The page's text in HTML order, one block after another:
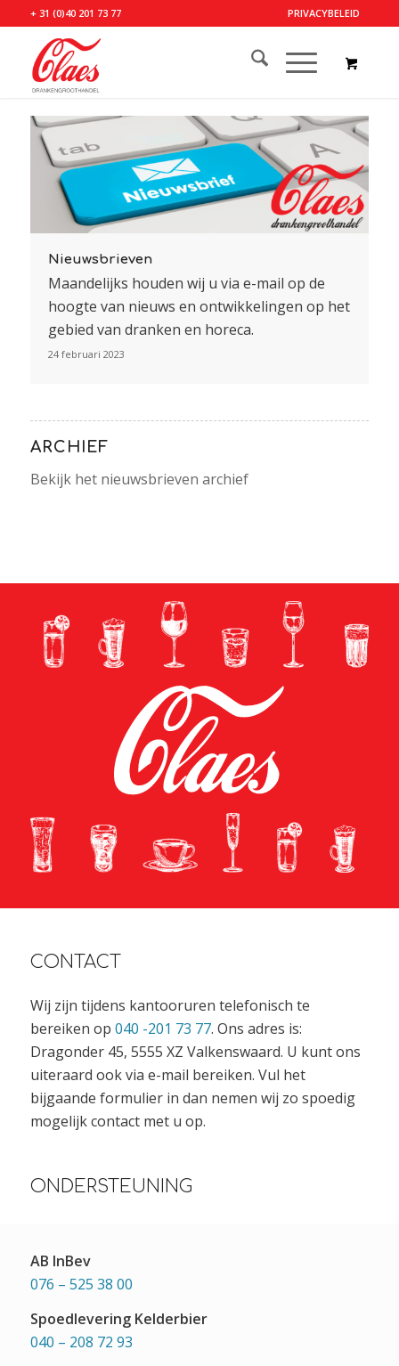
PRIVACYBELEID
+ 31 (0)40 201 73 77
Nieuwsbrieven
Maandelijks houden wij u via e-mail op de
hoogte van nieuws en ontwikkelingen op het
gebied van dranken en horeca.
24 februari 2023
ARCHIEF
Bekijk het nieuwsbrieven archief
CONTACT
Wij zijn tijdens kantooruren telefonisch te
bereiken op 040 -201 73 77. Ons adres is:
Dragonder 45, 5555 XZ Valkenswaard. U kunt ons
uiteraard ook via e-mail bereiken. Vul het
bijgaande formulier in dan nemen wij zo spoedig
mogelijk contact met u op.
ONDERSTEUNING
AB InBev
076 – 525 38 00
Spoedlevering Kelderbier
040 – 208 72 93